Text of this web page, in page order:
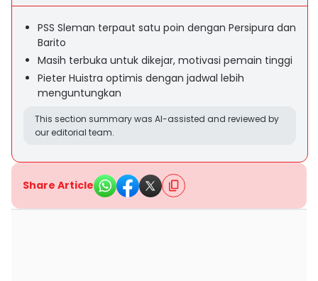
PSS Sleman terpaut satu poin dengan Persipura dan
Barito
Masih terbuka untuk dikejar, motivasi pemain tinggi
Pieter Huistra optimis dengan jadwal lebih
menguntungkan
This section summary was AI-assisted and reviewed by
our editorial team.
Share Article